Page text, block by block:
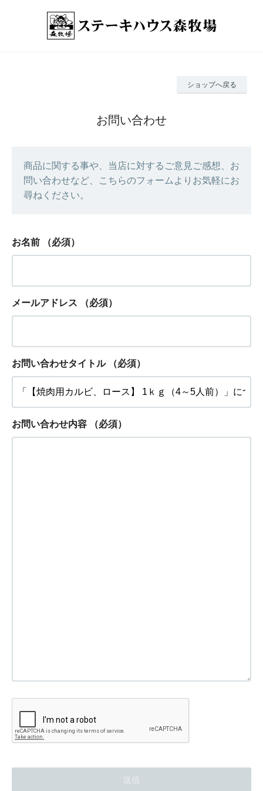
ショップへ戻る
お問い合わせ
商品に関する事や、当店に対するご意見ご感想、お
問い合わせなど、こちらのフォームよりお気軽にお
尋ねください。
お名前 （必須）
メールアドレス （必須）
お問い合わせタイトル （必須）
お問い合わせ内容 （必須）